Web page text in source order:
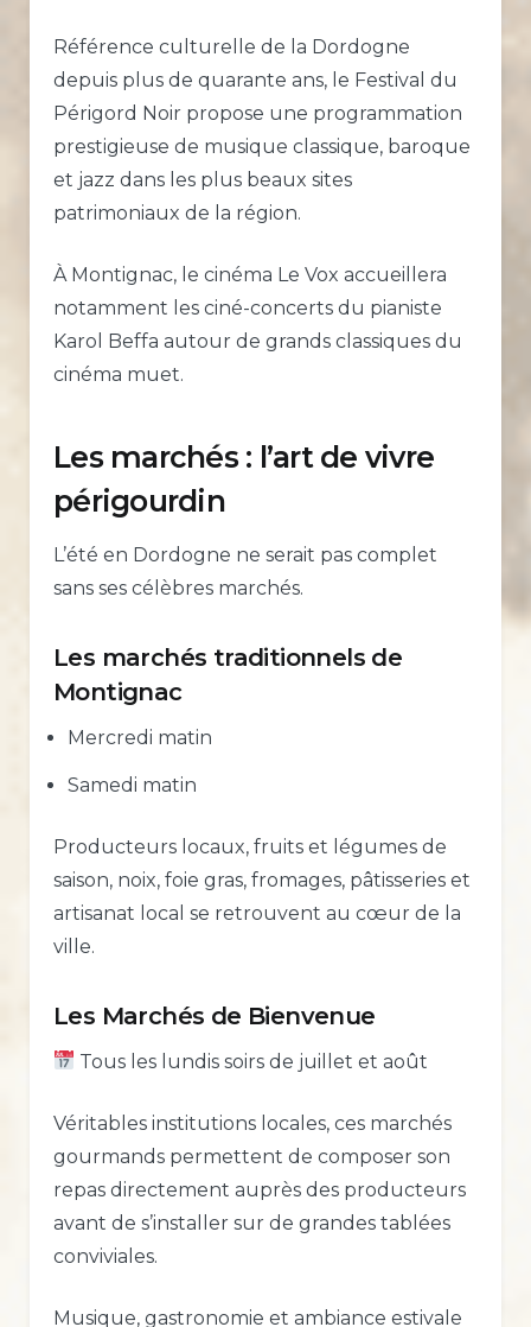
Référence culturelle de la Dordogne
depuis plus de quarante ans, le Festival du
Périgord Noir propose une programmation
prestigieuse de musique classique, baroque
et jazz dans les plus beaux sites
patrimoniaux de la région.
À Montignac, le cinéma Le Vox accueillera
notamment les ciné-concerts du pianiste
Karol Beffa autour de grands classiques du
cinéma muet.
Les marchés : l’art de vivre
périgourdin
L’été en Dordogne ne serait pas complet
sans ses célèbres marchés.
Les marchés traditionnels de
Montignac
Mercredi matin
Samedi matin
Producteurs locaux, fruits et légumes de
saison, noix, foie gras, fromages, pâtisseries et
artisanat local se retrouvent au cœur de la
ville.
Les Marchés de Bienvenue
Tous les lundis soirs de juillet et août
Véritables institutions locales, ces marchés
gourmands permettent de composer son
repas directement auprès des producteurs
avant de s’installer sur de grandes tablées
conviviales.
Musique, gastronomie et ambiance estivale